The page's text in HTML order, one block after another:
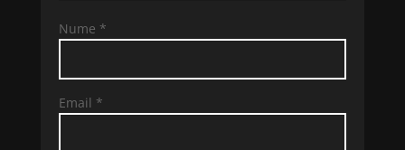
Nume *
Email *